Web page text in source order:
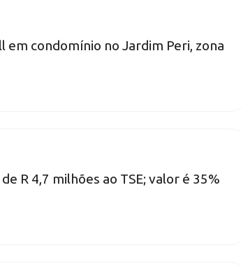
em condomínio no Jardim Peri, zona
R 4,7 milhões ao TSE; valor é 35%